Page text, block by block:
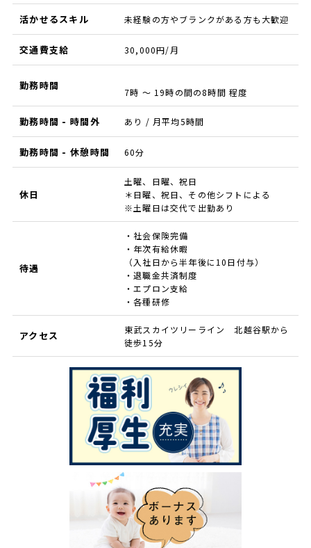
活かせるスキル 未経験の方やブランクがある方も大歓迎
交通費支給 30,000円/月
勤務時間
7時 ～ 19時の間の8時間 程度
勤務時間 - 時間外 あり / 月平均5時間
勤務時間 - 休憩時間 60分
休日
土曜、日曜、祝日
＊日曜、祝日、その他シフトによる
※土曜日は交代で出勤あり
待遇
・社会保険完備
・年次有給休暇
（入社日から半年後に10日付与）
・退職金共済制度
・エプロン支給
・各種研修
アクセス
東武スカイツリーライン 北越谷駅から
徒歩15分